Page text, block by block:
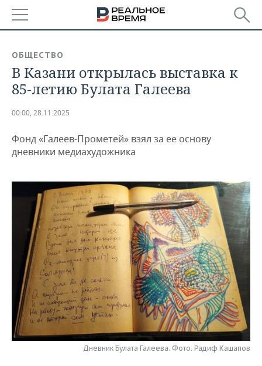
БАШКОРТОСТАН
ТАТАРСТАН
НОВОСТИ
АНАЛИТИКА
ДЕКЛАРАЦИИ О ДОХОДАХ
ВУЗЫ ТАТАРСТАНА
КОМУ ПРИНАДЛЕЖАТ
ТОРГОВЫЕ ЦЕНТРЫ
ТАТАРСТАНА
НОВОСТИ ЭКОНОМИКИ
БАНКИ
БЮДЖЕТ
ИНВЕСТИЦИИ
ПРОМЫШЛЕННОСТЬ
ПРОМЫШЛЕННОСТИ
АГРОПРОМ
МАШИНОСТРОЕНИЕ
НЕФТЕХИМИЯ
НЕФТЬ
ОПК
НОВОСТИ НЕДВИЖИМОСТИ
АВТО
НОВОСТИ АВТО
БИЗНЕС
НОВОСТИ БИЗНЕСА
РОЗНИЧНАЯ ТОРГОВЛЯ
ТРАНСПОРТ
УСЛУГИ
ТЕХНОЛОГИИ
НОВОСТИ ТЕХНОЛОГИЙ
IT
МЕДИА
МЕРОПРИЯТИЯ
НОВОСТИ МЕРОПРИЯТИЙ
ВЫЕЗДНАЯ РЕДАКЦИЯ
СПОРТ
НОВОСТИ СПОРТА
ОБЩЕСТВО
ОБЩЕСТВО
В Казани открылась выставка к
85-летию Булата Галеева
00:00, 28.11.2025
Фонд «Галеев-Прометей» взял за ее основу
дневники медиахудожника
Дневник Булата Галеева. Фото: Радиф Кашапов